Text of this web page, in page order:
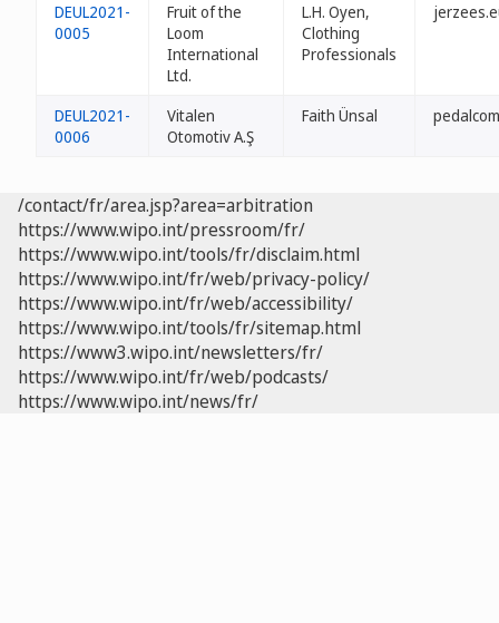
DEUL2021-
0005
Fruit of the
Loom
International
Ltd.
L.H. Oyen,
Clothing
Professionals
DEUL2021-
0006
Vitalen
Otomotiv A.Ş
Faith Ünsal
/contact/fr/area.jsp?area=arbitration
https://www.wipo.int/pressroom/fr/
https://www.wipo.int/tools/fr/disclaim.html
https://www.wipo.int/fr/web/privacy-policy/
https://www.wipo.int/fr/web/accessibility/
https://www.wipo.int/tools/fr/sitemap.html
https://www3.wipo.int/newsletters/fr/
https://www.wipo.int/fr/web/podcasts/
https://www.wipo.int/news/fr/